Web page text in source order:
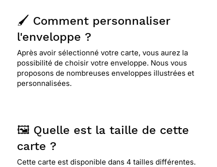
🖌️ Comment personnaliser
l'enveloppe ?
Après avoir sélectionné votre carte, vous aurez la
possibilité de choisir votre enveloppe. Nous vous
proposons de nombreuses enveloppes illustrées et
personnalisées.
🖼️ Quelle est la taille de cette
carte ?
Cette carte est disponible dans 4 tailles différentes.